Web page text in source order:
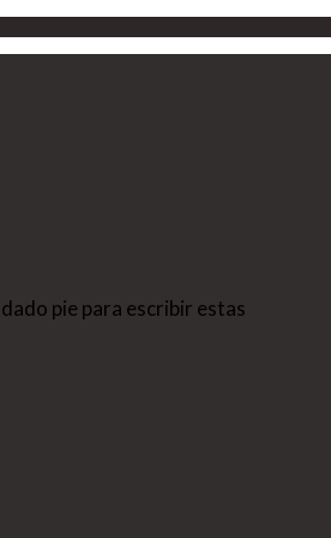
pie para escribir estas